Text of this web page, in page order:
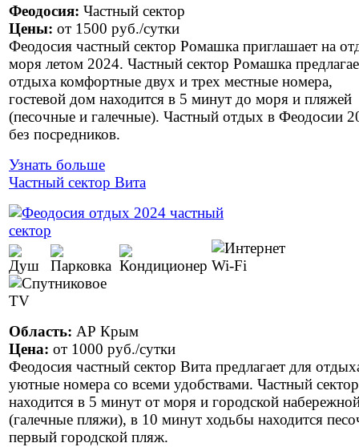
Феодосия: Частный сектор
Цены: от 1500 руб./сутки
Феодосия частный сектор Ромашка приглашает на
моря летом 2024. Частный сектор Ромашка
отдыха комфортные двух и трех местные номера,
гостевой дом находится в 5 минут до моря и пляжей
(песочные и галечные). Частный отдых в Феодосии
без посредников.
Узнать больше
Частный сектор Вита
Область: АР Крым
Цена: от 1000 руб./сутки
Феодосия частный сектор Вита предлагает для
уютные номера со всеми удобствами. Частный сектор
находится в 5 минут от моря и городской
(галечные пляжи), в 10 минут ходьбы находится
первый городской пляж.